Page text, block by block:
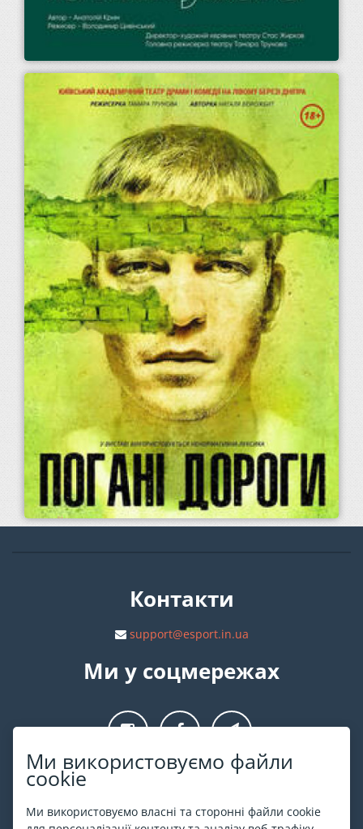
Ми використовуємо файли
cookie
Ми використовуємо власні та сторонні файли cookie
Контакти
support@esport.in.ua
Ми у соцмережах
Про ESPORT .in.ua
На ESPORT.in.ua представлена афіша Києва та інших міст